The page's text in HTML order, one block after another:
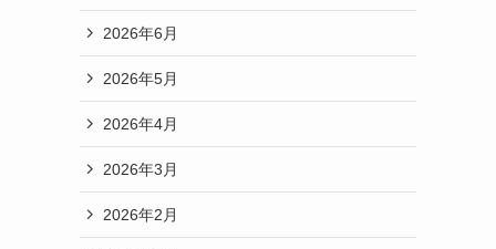
2026年6月
2026年5月
2026年4月
2026年3月
2026年2月